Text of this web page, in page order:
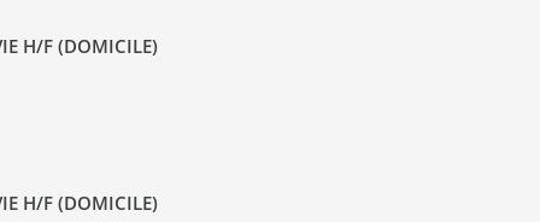
H/F (DOMICILE)
H/F (DOMICILE)